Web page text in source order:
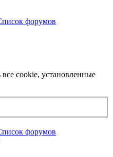
форумов
cookie, установленные
форумов